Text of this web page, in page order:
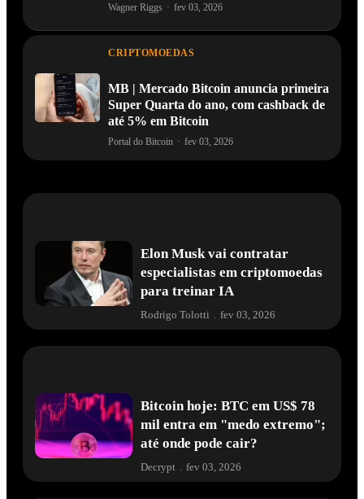
Wagner Riggs · fev 03, 2026
CRIPTOMOEDAS
MB | Mercado Bitcoin anuncia primeira
Super Quarta do ano, com cashback de
até 5% em Bitcoin
Portal do Bitcoin · fev 03, 2026
Elon Musk vai contratar
especialistas em criptomoedas
para treinar IA
Rodrigo Tolotti fev 03, 2026
Bitcoin hoje: BTC em US$ 78
mil entra em "medo extremo";
até onde pode cair?
Decrypt . fev 03, 2026